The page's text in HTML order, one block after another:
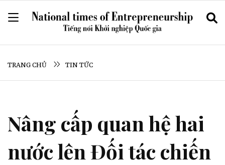
TRANG CHỦ TIN TỨC
Nâng cấp quan hệ hai
nước lên Đối tác chiến